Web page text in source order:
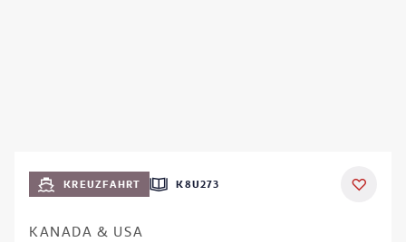
KREUZFAHRT K8U273
KANADA & USA